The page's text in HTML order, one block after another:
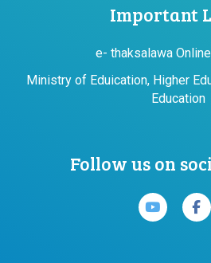
Important
e- thaksalawa
Ministry of Eduication, Higher
Education
Follow us on